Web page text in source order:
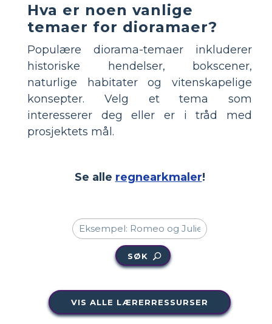
Hva er noen vanlige
temaer for dioramaer?
Populære diorama-temaer inkluderer
historiske hendelser, bokscener,
naturlige habitater og vitenskapelige
konsepter. Velg et tema som
interesserer deg eller er i tråd med
prosjektets mål.
Se alle regnearkmaler!
SØK
VIS ALLE LÆRERRESSURSER